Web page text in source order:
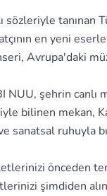
sözleriyle
en yeni
Avrupa'daki
şehrin
bilinen mekan,
sanatsal ruhuyla
önceden
şimdiden